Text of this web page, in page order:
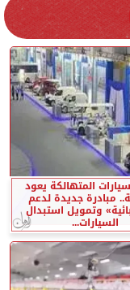
المتهالكة يعود
مبادرة جديدة لدعم
وتمويل استبدال
السيارات...